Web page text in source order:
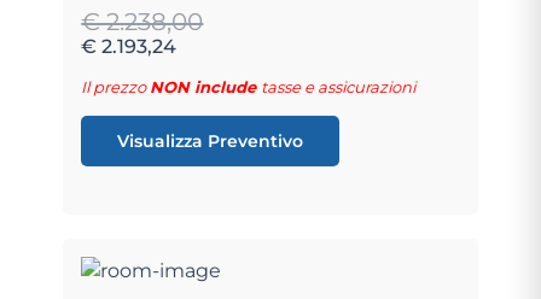
€ 2.238,00
€ 2.193,24
Il prezzoNON include tasse e assicurazioni
Visualizza Preventivo